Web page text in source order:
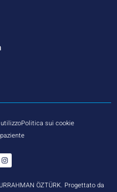
Politica sui cookie
ÖZTÜRK. Progettato da